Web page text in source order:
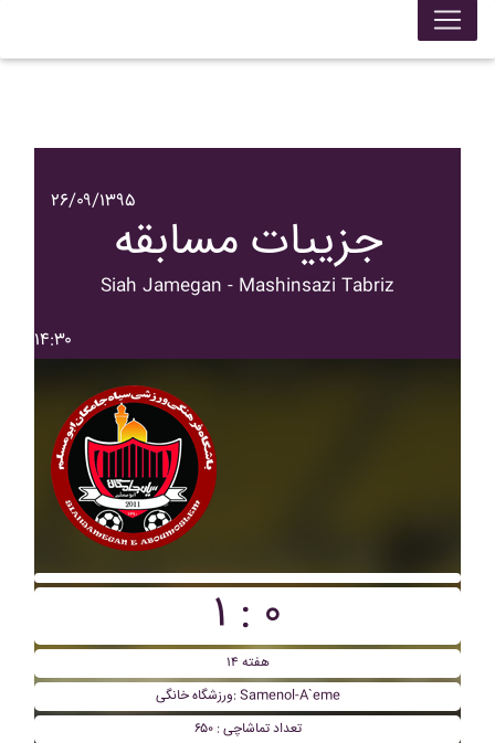
۲۶/۰۹/۱۳۹۵
جزییات مسابقه
Siah Jamegan - Mashinsazi Tabriz
۱۴:۳۰
۱ : ۰
هفته ۱۴
ورزشگاه خانگی: Samenol-A`eme
تعداد تماشاچی : ۶۵۰